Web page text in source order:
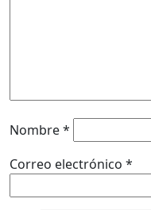
Nombre*
Correo electrónico *